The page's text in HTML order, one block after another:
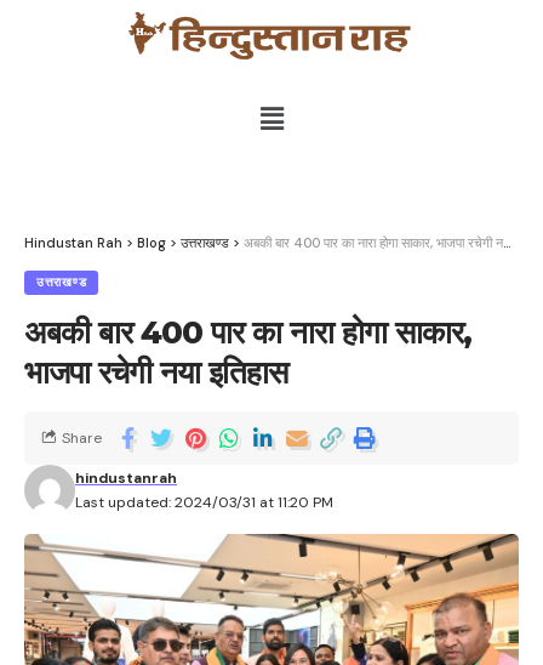
Hindustan Rah > Blog > उत्तराखण्ड > अबकी बार 400 पार का नारा होगा साकार, भाजपा रचेगी नया इतिहास
उत्तराखण्ड
अबकी बार 400 पार का नारा होगा साकार,
भाजपा रचेगी नया इतिहास
Last updated: 2024/03/31 at 11:20 PM
hindustanrah
Share